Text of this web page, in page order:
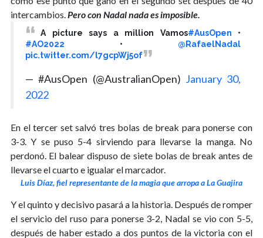
intercambios. Pero con Nadal nada es imposible.
A picture says a million Vamos#AusOpen •
#AO2022 • @RafaelNadal
pic.twitter.com/l7gcpWj5of
— #AusOpen (@AustralianOpen) January 30,
2022
En el tercer set salvó tres bolas de break para ponerse con
3-3. Y se puso 5-4 sirviendo para llevarse la manga. No
perdonó. El balear dispuso de siete bolas de break antes de
llevarse el cuarto e igualar el marcador.
Luis Díaz, fiel representante de la magia que arropa a La Guajira
Y el quinto y decisivo pasará a la historia. Después de romper
el servicio del ruso para ponerse 3-2, Nadal se vio con 5-5,
después de haber estado a dos puntos de la victoria con el